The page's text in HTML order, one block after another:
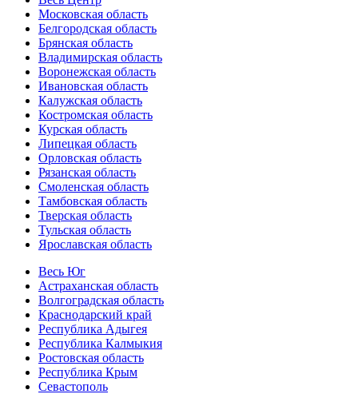
Московская область
Белгородская область
Брянская область
Владимирская область
Воронежская область
Ивановская область
Калужская область
Костромская область
Курская область
Липецкая область
Орловская область
Рязанская область
Смоленская область
Тамбовская область
Тверская область
Тульская область
Ярославская область
Весь Юг
Астраханская область
Волгоградская область
Краснодарский край
Республика Адыгея
Республика Калмыкия
Ростовская область
Республика Крым
Севастополь